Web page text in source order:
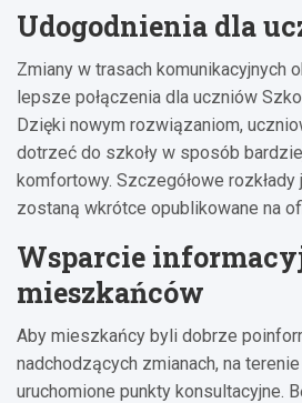
Udogodnienia dla
Zmiany w trasach komunikacyjnych
lepsze połączenia dla uczniów
Dzięki nowym rozwiązaniom,
dotrzeć do szkoły w sposób
komfortowy. Szczegółowe
zostaną wkrótce opublikowane na
Wsparcie
mieszkańców
Aby mieszkańcy byli dobrze
nadchodzących zmianach, na
uruchomione punkty konsultacyjne.